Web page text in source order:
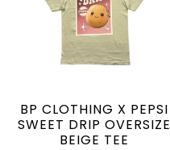
BP CLOTHING X PEPSI
SWEET DRIP OVERSIZE
BEIGE TEE